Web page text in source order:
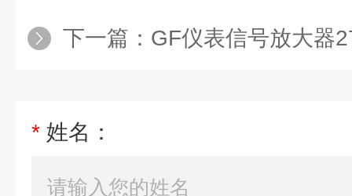
下一篇： GF仪表信号放大器
* 姓名：